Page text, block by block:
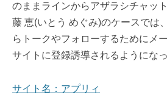
のままラインからアザラシチャッ
藤 恵(いとう めぐみ)のケースでは
らトークやフォローするためにメ
サイトに登録誘導されるようにな
サイト名：アプリィ